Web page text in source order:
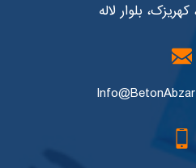
بلوار لاله